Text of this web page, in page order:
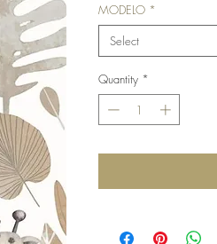
MODELO *
Select
Quantity *